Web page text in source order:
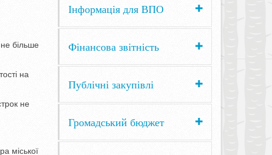
більше
на
не
міської
Інформація для ВПО
Фінансова звітність
Публічні закупівлі
Громадський бюджет